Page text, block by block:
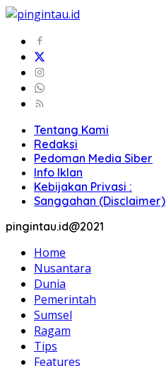
Tentang Kami
Redaksi
Pedoman Media Siber
Info Iklan
Kebijakan Privasi :
Sanggahan (Disclaimer)
pingintau.id@2021
Home
Nusantara
Dunia
Pemerintah
Sumsel
Ragam
Tips
Features